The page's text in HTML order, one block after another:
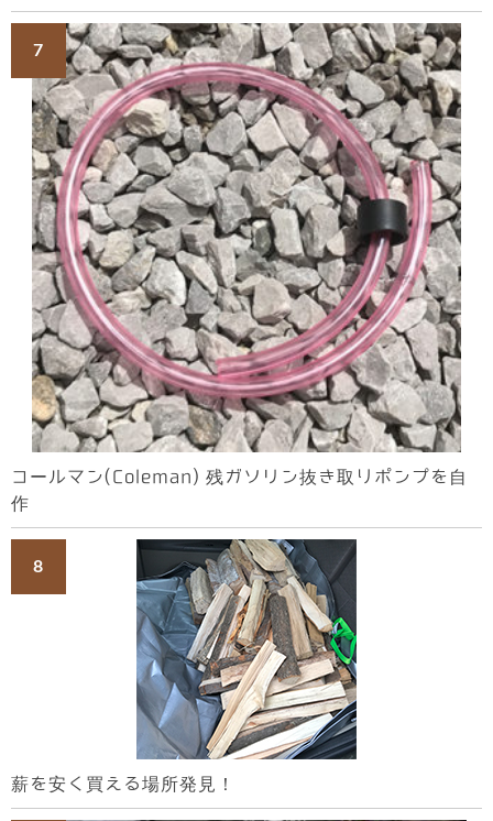
コールマン(Coleman) 残ガソリン抜き取りポンプを自
作
薪を安く買える場所発見！